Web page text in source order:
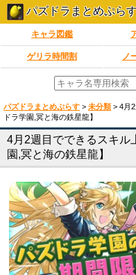
パズドラまとめぷら
キャラ図鑑
ゲリラ時間割 ノ
パズドラまとめぷらす > 未分類 > 4月
ドラ学園,冥と海の鉄星龍】
4月2週目でできるスキル
園,冥と海の鉄星龍】